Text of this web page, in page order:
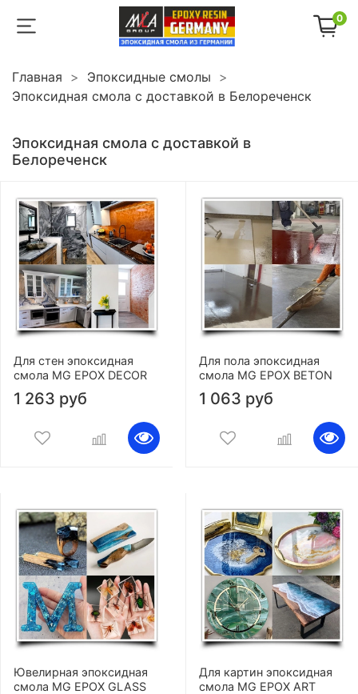
0
Главная
Эпоксидные смолы
Эпоксидная смола с доставкой в Белореченск
Эпоксидная смола с доставкой в
Белореченск
Для стен эпоксидная
смола MG EPOX DECOR
1 263 руб
Для пола эпоксидная
смола MG EPOX BETON
1 063 руб
Ювелирная эпоксидная
смола MG EPOX GLASS
Для картин эпоксидная
смола MG EPOX ART